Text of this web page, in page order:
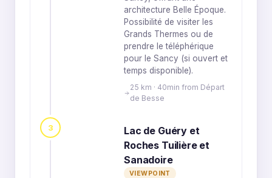
architecture Belle Époque.
Possibilité de visiter les
Grands Thermes ou de
prendre le téléphérique
pour le Sancy (si ouvert et
temps disponible).
25 km · 40min from Départ
de Besse
3
Lac de Guéry et
Roches Tuilière et
Sanadoire
VIEWPOINT